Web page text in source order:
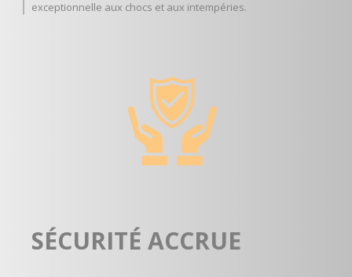
exceptionnelle aux chocs et aux intempéries.
SÉCURITÉ ACCRUE